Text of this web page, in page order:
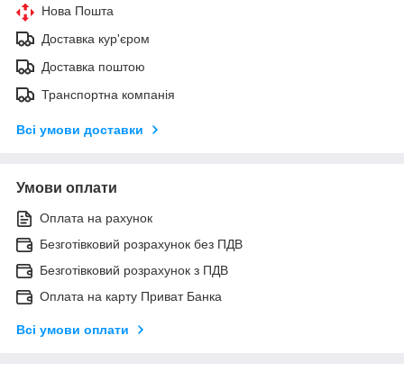
Нова Пошта
Доставка кур'єром
Доставка поштою
Транспортна компанія
Всі умови доставки
Умови оплати
Оплата на рахунок
Безготівковий розрахунок без ПДВ
Безготівковий розрахунок з ПДВ
Оплата на карту Приват Банка
Всі умови оплати